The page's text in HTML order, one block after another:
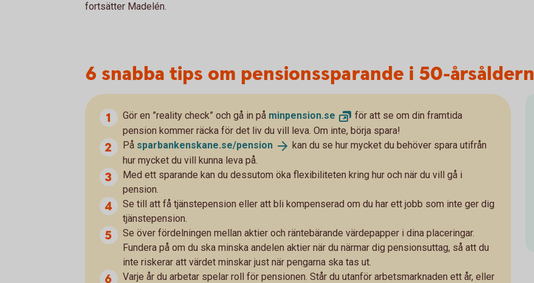
fortsätter Madelén.
6 snabba tips om pensionssparande i 50-årsåldern
Gör en ”reality check” och gå in på minpension.se
för att se om din framtida
pension kommer räcka för det liv du vill leva. Om inte, börja spara!
På sparbankenskane.se/pension
kan du se hur mycket du behöver spara utifrån
hur mycket du vill kunna leva på.
Med ett sparande kan du dessutom öka flexibiliteten kring hur och när du vill gå i
pension.
Se till att få tjänstepension eller att bli kompenserad om du har ett jobb som inte ger dig
tjänstepension.
Se över fördelningen mellan aktier och räntebärande värdepapper i dina placeringar.
Fundera på om du ska minska andelen aktier när du närmar dig pensionsuttag, så att du
inte riskerar att värdet minskar just när pengarna ska tas ut.
Varje år du arbetar spelar roll för pensionen. Står du utanför arbetsmarknaden ett år, eller